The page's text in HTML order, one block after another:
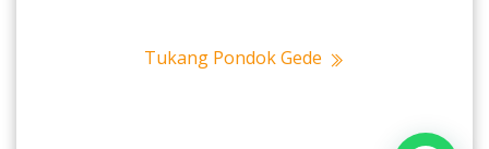
Tukang Pondok Gede